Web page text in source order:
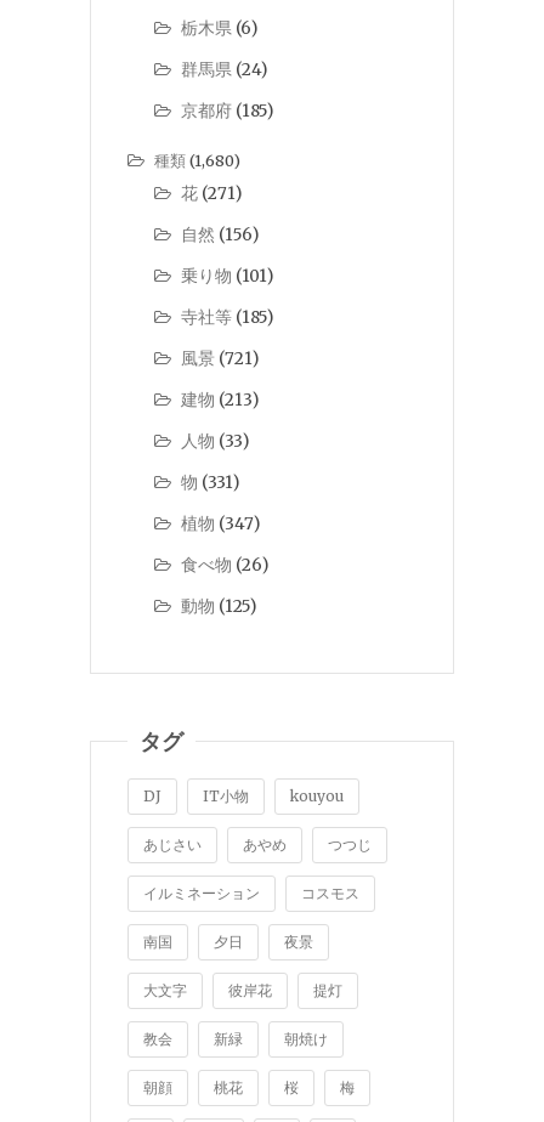
栃木県 (6)
群馬県 (24)
京都府 (185)
種類(1,680)
花 (271)
自然 (156)
乗り物 (101)
寺社等 (185)
風景 (721)
建物 (213)
人物 (33)
物 (331)
植物 (347)
食べ物 (26)
動物 (125)
タグ
DJ IT小物 kouyou
あじさい あやめ つつじ
イルミネーション コスモス
南国 夕日 夜景
大文字 彼岸花 提灯
教会 新緑 朝焼け
朝顔 桃花 桜 梅